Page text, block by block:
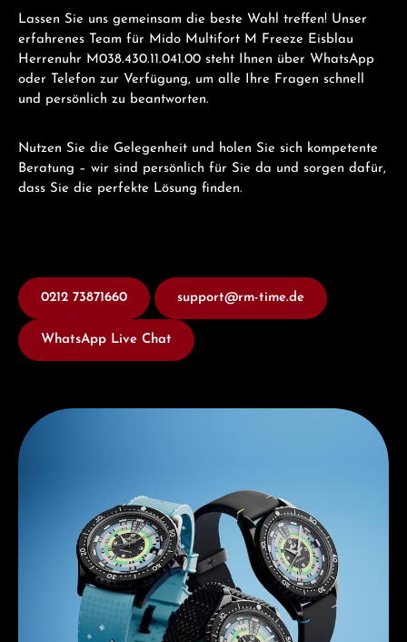
Lassen Sie uns gemeinsam die beste Wahl treffen! Unser
erfahrenes Team für Mido Multifort M Freeze Eisblau
Herrenuhr M038.430.11.041.00 steht Ihnen über WhatsApp
oder Telefon zur Verfügung, um alle Ihre Fragen schnell
und persönlich zu beantworten.
Nutzen Sie die Gelegenheit und holen Sie sich kompetente
Beratung – wir sind persönlich für Sie da und sorgen dafür,
dass Sie die perfekte Lösung finden.
0212 73871660 support@rm-time.de
WhatsApp Live Chat
Entdecken Sie Mido